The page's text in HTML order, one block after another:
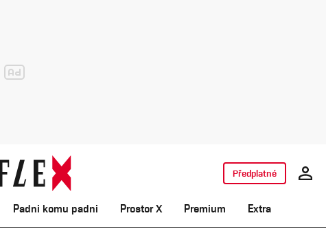
Padni komu padni Prostor X Premium Extra
Předplatné